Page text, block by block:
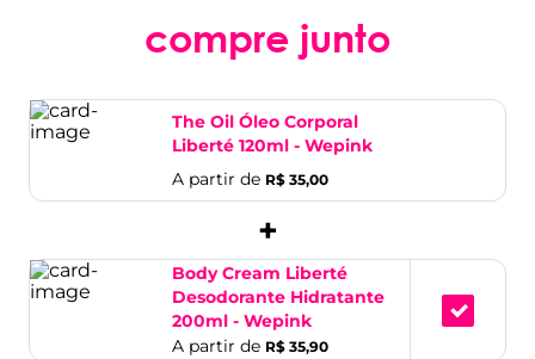
compre junto
The Oil Óleo Corporal
Liberté 120ml - Wepink
A partir de R$ 35,00
+
Body Cream Liberté
Desodorante Hidratante
200ml - Wepink
A partir de R$ 35,90